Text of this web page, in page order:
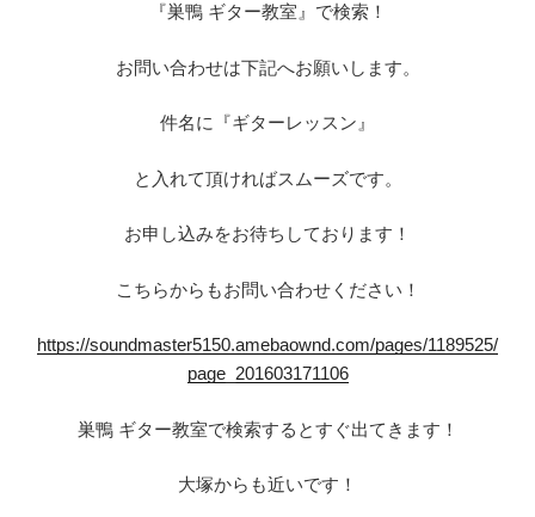
『巣鴨 ギター教室』で検索！
お問い合わせは下記へお願いします。
件名に『ギターレッスン』
と入れて頂ければスムーズです。
お申し込みをお待ちしております！
こちらからもお問い合わせください！
https://soundmaster5150.amebaownd.com/pages/1189525/
page_201603171106
巣鴨 ギター教室で検索するとすぐ出てきます！
大塚からも近いです！